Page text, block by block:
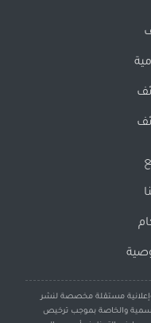
مستقلة مخصصة لنشر
والخاصة بموجب ترخيص